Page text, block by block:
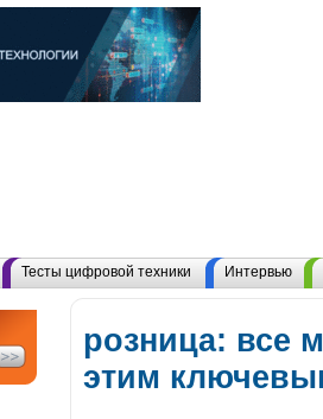
Тесты цифровой техники Интервью
розница: все
этим